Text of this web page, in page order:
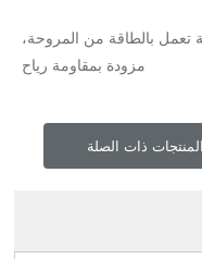
تعمل بالطاقة من المروحة،
مزودة بمقاومة رياح
المنتجات ذات الصلة